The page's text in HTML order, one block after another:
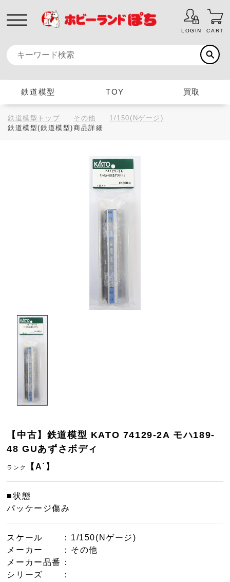
LOGIN CART
鉄道模型 TOY 買取
鉄道模型トップ その他
1/150(Nゲージ)
鉄道模型(鉄道模型)商品詳細
【中古】鉄道模型 KATO 74129-2A モハ189-
48 GUあずさボディ
ランク 【A´】
■状態
パッケージ傷み
スケール
：1/150(Nゲージ)
メーカー
：その他
メーカー品番
：
シリーズ
：